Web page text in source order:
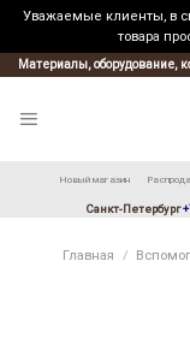
Уважаемые клиенты, в
товара
Материалы, оборудование,
Новый магазин
Санкт-Петербург
Главная /